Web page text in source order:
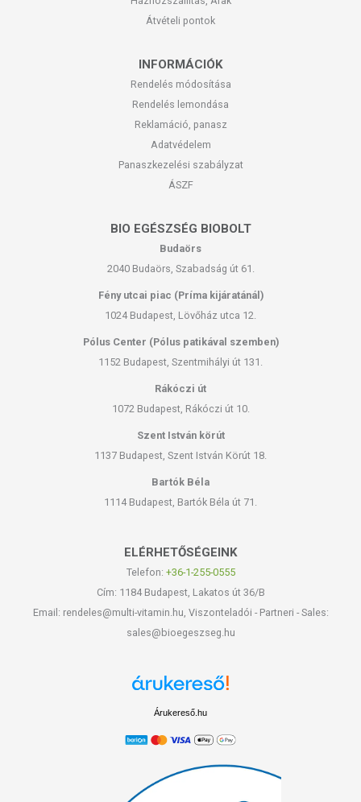
Átvételi pontok
INFORMÁCIÓK
Rendelés módosítása
Rendelés lemondása
Reklamáció, panasz
Adatvédelem
Panaszkezelési szabályzat
ÁSZF
BIO EGÉSZSÉG BIOBOLT
Budaörs
2040 Budaörs, Szabadság út 61.
Fény utcai piac (Príma kijáratánál)
1024 Budapest, Lövőház utca 12.
Pólus Center (Pólus patikával szemben)
1152 Budapest, Szentmihályi út 131.
Rákóczi út
1072 Budapest, Rákóczi út 10.
Szent István körút
1137 Budapest, Szent István Körút 18.
Bartók Béla
1114 Budapest, Bartók Béla út 71.
ELÉRHETŐSÉGEINK
Telefon: +36-1-255-0555
Cím: 1184 Budapest, Lakatos út 36/B
Email: rendeles@multi-vitamin.hu, Viszonteladói - Partneri - Sales:
sales@bioegeszseg.hu
Árukereső.hu